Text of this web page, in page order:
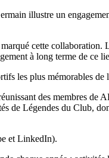
illustre un
cette
à long terme de ce
les plus mémorables
des membres de
de Légendes du Club,
et LinkedIn).